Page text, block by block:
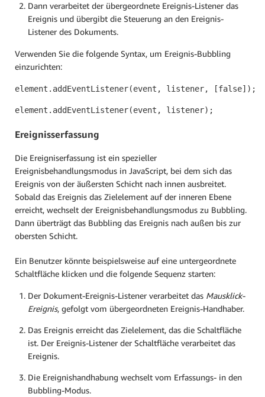
Dann verarbeitet der übergeordnete Ereignis-Listener das
Ereignis und übergibt die Steuerung an den Ereignis-
Listener des Dokuments.
Verwenden Sie die folgende Syntax, um Ereignis-Bubbling
einzurichten:
element.addEventListener(event, listener, [false]);
element.addEventListener(event, listener);
Ereignisserfassung
Die Ereigniserfassung ist ein spezieller
Ereignisbehandlungsmodus in JavaScript, bei dem sich das
Ereignis von der äußersten Schicht nach innen ausbreitet.
Sobald das Ereignis das Zielelement auf der inneren Ebene
erreicht, wechselt der Ereignisbehandlungsmodus zu Bubbling.
Dann überträgt das Bubbling das Ereignis nach außen bis zur
obersten Schicht.
Ein Benutzer könnte beispielsweise auf eine untergeordnete
Schaltfläche klicken und die folgende Sequenz starten:
Der Dokument-Ereignis-Listener verarbeitet das Mausklick-
Ereignis, gefolgt vom übergeordneten Ereignis-Handhaber.
Das Ereignis erreicht das Zielelement, das die Schaltfläche
ist. Der Ereignis-Listener der Schaltfläche verarbeitet das
Ereignis.
Die Ereignishandhabung wechselt vom Erfassungs- in den
Bubbling-Modus.